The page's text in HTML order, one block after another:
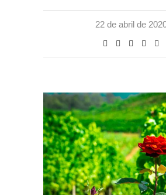
22 de abril de